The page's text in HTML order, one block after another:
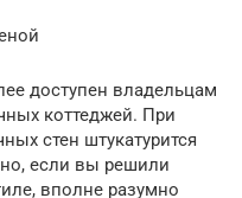
доступен владельцам
коттеджей. При
стен штукатурится
но, если вы решили
вполне разумно